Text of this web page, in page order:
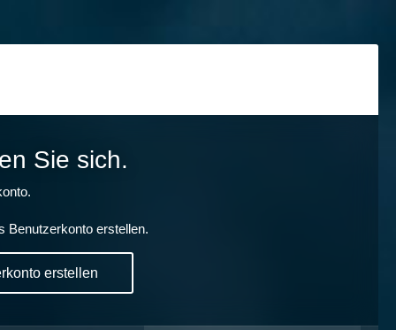
Sie sich.
Benutzerkonto erstellen.
erstellen